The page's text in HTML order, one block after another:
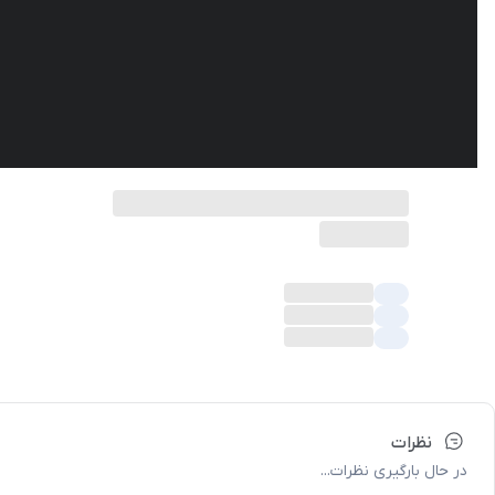
نظرات
در حال بارگیری نظرات...